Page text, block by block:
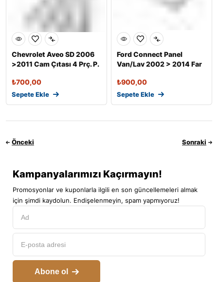
Chevrolet Aveo SD 2006
>2011 Cam Çıtası 4 Prç. P.
₺700,00
Sepete Ekle
Ford Connect Panel
Van/Lav 2002 > 2014 Far
₺900,00
Sepete Ekle
Önceki Sonraki
Kampanyalarımızı Kaçırmayın!
Promosyonlar ve kuponlarla ilgili en son güncellemeleri almak
için şimdi kaydolun. Endişelenmeyin, spam yapmıyoruz!
Abone ol